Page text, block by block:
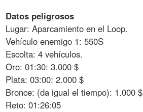
Datos peligrosos
Lugar: Aparcamiento en el Loop.
Vehículo enemigo 1: 550S
Escolta: 4 vehículos.
Oro: 01:30: 3.000 $
Plata: 03:00: 2.000 $
Bronce: (da igual el tiempo): 1.000 $
Reto: 01:26:05